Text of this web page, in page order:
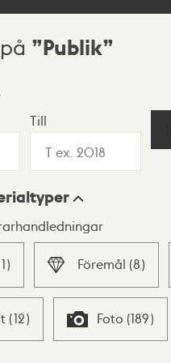
Publik
Karta
Till
1) Föremål (8)
(12) Foto (189)